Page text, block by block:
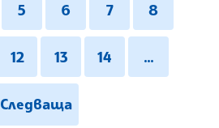
5 6 7 8
12 13 14 ...
Следваща